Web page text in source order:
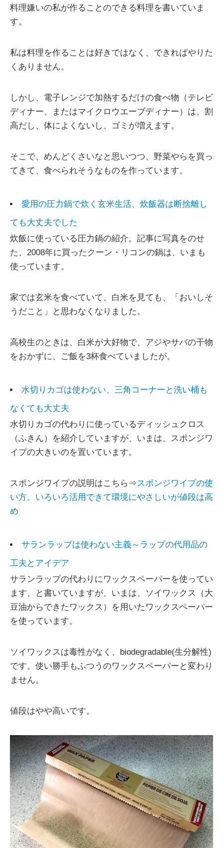
料理嫌いの私が作ることのできる料理を書いていま
す。
私は料理を作ることは好きではなく、できればやりた
くありません。
しかし、電子レンジで加熱するだけの食べ物（テレビ
ディナー、またはマイクロウエーブディナー）は、割
高だし、体によくないし、ゴミが増えます。
そこで、めんどくさいなと思いつつ、野菜やらを買っ
てきて、食べられそうなものを作っています。
愛用の圧力鍋で炊く玄米生活、炊飯器は断捨離し
ても大丈夫でした
炊飯に使っている圧力鍋の紹介。記事に写真をのせ
た、2008年に買ったクーン・リコンの鍋は、いまも
使っています。
家では玄米を食べていて、白米を見ても、「おいしそ
うだこと」と思わなくなりました。
高校生のときは、白米が大好物で、アジやサバの干物
をおかずに、ご飯を3杯食べていましたが。
水切りカゴは使わない、三角コーナーと洗い桶も
なくても大丈夫
水切りカゴの代わりに使っているディッシュクロス
（ふきん）を紹介していますが、いまは、スポンジワ
イプの大きいのを置いています。
スポンジワイプの説明はこちら⇒スポンジワイプの使
い方。いろいろ活用できて環境にやさしいが値段は高
め
サランラップは使わない主義～ラップの代用品の
工夫とアイデア
サランラップの代わりにワックスペーパーを使ってい
ます、と書いていますが、いまは、ソイワックス（大
豆油からできたワックス）を用いたワックスペーパー
を使っています。
ソイワックスは毒性がなく、biodegradable(生分解性)
です。使い勝手もふつうのワックスペーパーと変わり
ません。
値段はやや高いです。